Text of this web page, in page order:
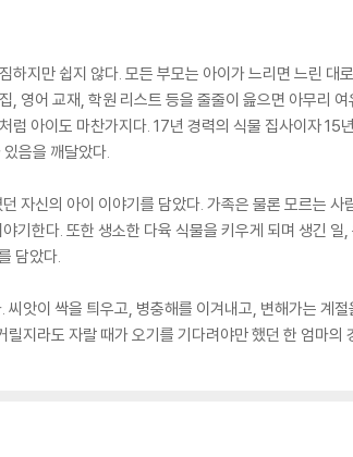
지만 쉽지 않다. 모든 부모는 아이가 느리면 느린 대
영어 교재, 학원 리스트 등을 줄줄이 읊으면 아무리
아이도 마찬가지다. 17년 경력의 식물 집사이자 15
있음을 깨달았다.
자신의 아이 이야기를 담았다. 가족은 물론 모르는
기한다. 또한 생소한 다육 식물을 키우게 되며 생긴
담았다.
앗이 싹을 틔우고, 병충해를 이겨내고, 변해가는 계
지라도 자랄 때가 오기를 기다려야만 했던 한 엄마